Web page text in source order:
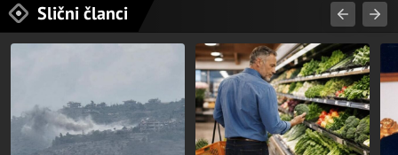
Slični članci